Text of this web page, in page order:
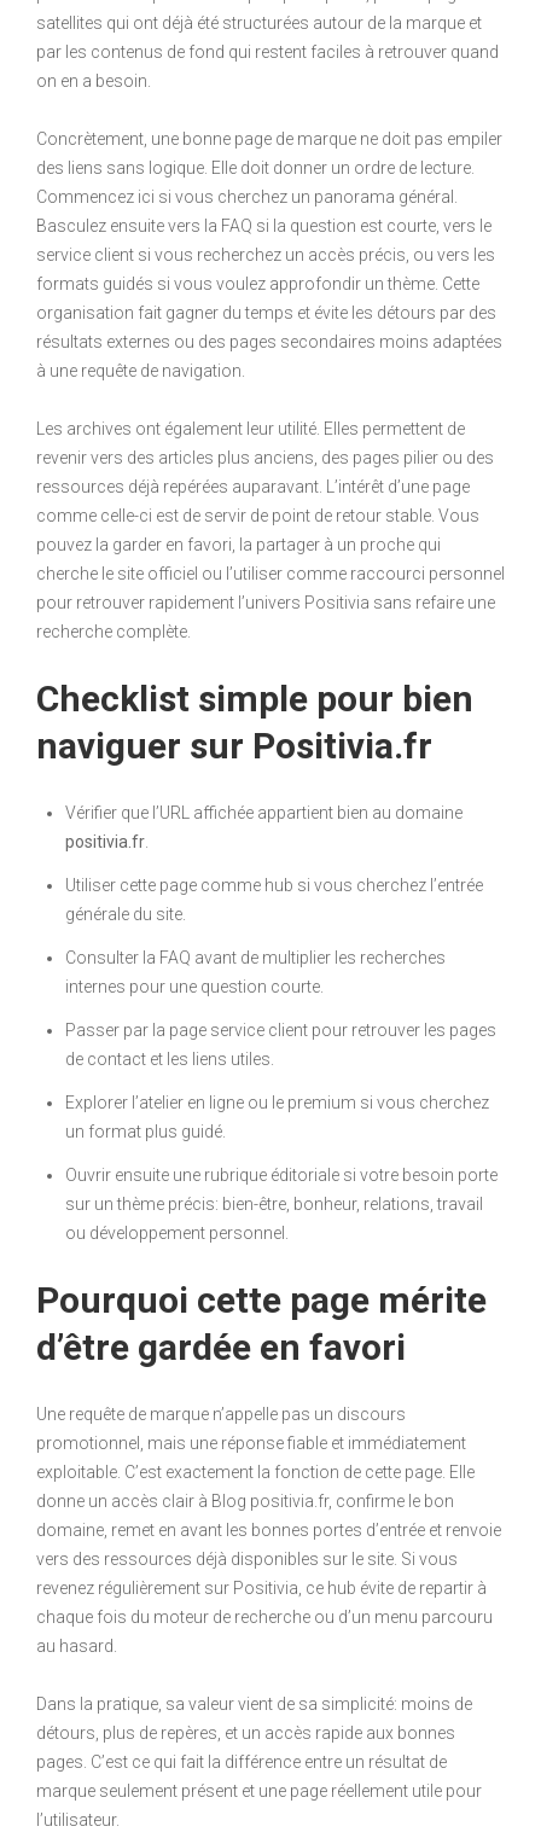
satellites qui ont déjà été structurées autour de la marque et
par les contenus de fond qui restent faciles à retrouver quand
on en a besoin.
Concrètement, une bonne page de marque ne doit pas empiler
des liens sans logique. Elle doit donner un ordre de lecture.
Commencez ici si vous cherchez un panorama général.
Basculez ensuite vers la FAQ si la question est courte, vers le
service client si vous recherchez un accès précis, ou vers les
formats guidés si vous voulez approfondir un thème. Cette
organisation fait gagner du temps et évite les détours par des
résultats externes ou des pages secondaires moins adaptées
à une requête de navigation.
Les archives ont également leur utilité. Elles permettent de
revenir vers des articles plus anciens, des pages pilier ou des
ressources déjà repérées auparavant. L’intérêt d’une page
comme celle-ci est de servir de point de retour stable. Vous
pouvez la garder en favori, la partager à un proche qui
cherche le site officiel ou l’utiliser comme raccourci personnel
pour retrouver rapidement l’univers Positivia sans refaire une
recherche complète.
Checklist simple pour bien
naviguer sur Positivia.fr
Vérifier que l’URL affichée appartient bien au domaine
positivia.fr
Utiliser cette page comme hub si vous cherchez l’entrée
générale du site.
Consulter la FAQ avant de multiplier les recherches
internes pour une question courte.
Passer par la page service client pour retrouver les pages
de contact et les liens utiles.
Explorer l’atelier en ligne ou le premium si vous cherchez
un format plus guidé.
Ouvrir ensuite une rubrique éditoriale si votre besoin porte
sur un thème précis: bien-être, bonheur, relations, travail
ou développement personnel.
Pourquoi cette page mérite
d’être gardée en favori
Une requête de marque n’appelle pas un discours
promotionnel, mais une réponse fiable et immédiatement
exploitable. C’est exactement la fonction de cette page. Elle
donne un accès clair à Blog positivia.fr, confirme le bon
domaine, remet en avant les bonnes portes d’entrée et renvoie
vers des ressources déjà disponibles sur le site. Si vous
revenez régulièrement sur Positivia, ce hub évite de repartir à
chaque fois du moteur de recherche ou d’un menu parcouru
au hasard.
Dans la pratique, sa valeur vient de sa simplicité: moins de
détours, plus de repères, et un accès rapide aux bonnes
pages. C’est ce qui fait la différence entre un résultat de
marque seulement présent et une page réellement utile pour
l’utilisateur.